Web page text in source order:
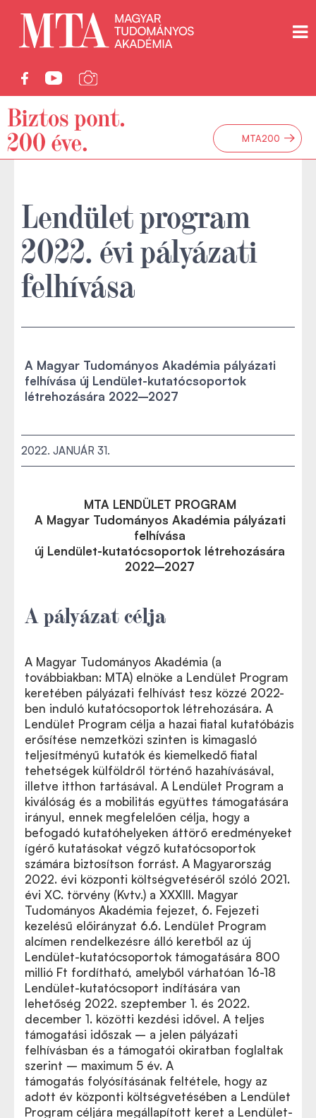
MTA200 →
Lendület program
2022. évi pályázati
felhívása
A Magyar Tudományos Akadémia pályázati
felhívása új Lendület-kutatócsoportok
létrehozására 2022–2027
2022. JANUÁR 31.
MTA LENDÜLET PROGRAM
A Magyar Tudományos Akadémia pályázati
felhívása
új Lendület-kutatócsoportok létrehozására
2022–2027
A pályázat célja
A Magyar Tudományos Akadémia (a
továbbiakban: MTA) elnöke a Lendület Program
keretében pályázati felhívást tesz közzé 2022-
ben induló kutatócsoportok létrehozására. A
A teljes pályázati felhívás ide kattintva letölthető
(pdf)
Lendület Program célja a hazai fiatal kutatóbázis
erősítése nemzetközi szinten is kimagasló
teljesítményű kutatók és kiemelkedő fiatal
tehetségek külföldről történő hazahívásával,
illetve itthon tartásával. A Lendület Program a
kiválóság és a mobilitás együttes támogatására
irányul, ennek megfelelően célja, hogy a
befogadó kutatóhelyeken áttörő eredményeket
ígérő kutatásokat végző kutatócsoportok
számára biztosítson forrást. A Magyarország
2022. évi központi költségvetéséről szóló 2021.
évi XC. törvény (Kvtv.) a XXXIII. Magyar
Tudományos Akadémia fejezet, 6. Fejezeti
kezelésű előirányzat 6.6. Lendület Program
alcímen rendelkezésre álló keretből az új
Lendület-kutatócsoportok támogatására 800
millió Ft fordítható, amelyből várhatóan 16-18
Lendület-kutatócsoport indítására van
lehetőség 2022. szeptember 1. és 2022.
december 1. közötti kezdési idővel. A teljes
támogatási időszak – a jelen pályázati
felhívásban és a támogatói okiratban foglaltak
szerint – maximum 5 év. A
For the English version please click here
támogatás folyósításának feltétele, hogy az
adott év központi költségvetésében a Lendület
Program céljára megállapított keret a Lendület-